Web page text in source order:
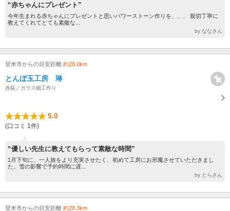
“赤ちゃんにプレゼント”
今年生まれる赤ちゃんにプレゼントと思いパワーストーン作りを、、、 親切丁寧に
教えてくれてとても素敵な...
by ななさん
登米市からの目安距離 約28.0km
とんぼ玉工房 琳
赤荻／ガラス細工作り
5.0
(口コミ 1件)
“優しい先生に教えてもらって素敵な時間”
1月下旬に、一人旅をより充実させたく、初めて工房にお邪魔させていただきまし
た。雪の影響で予約時間に遅...
by とらさん
登米市からの目安距離 約28.3km